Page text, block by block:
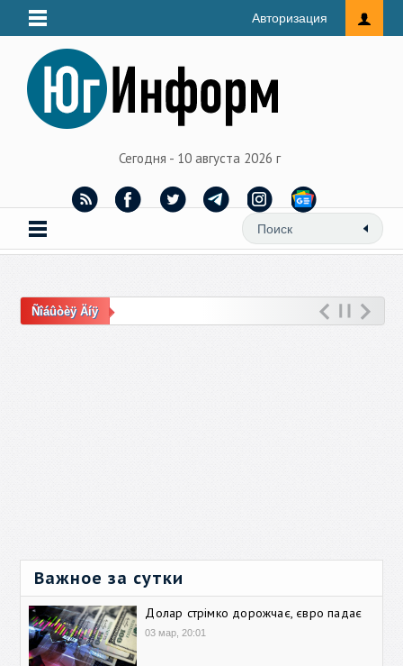
Авторизация
Сегодня - 10 августа 2026 г
Ñîáûòèÿ Äíÿ
Важное за сутки
Долар стрімко дорожчає, євро падає
03 мар, 20:01